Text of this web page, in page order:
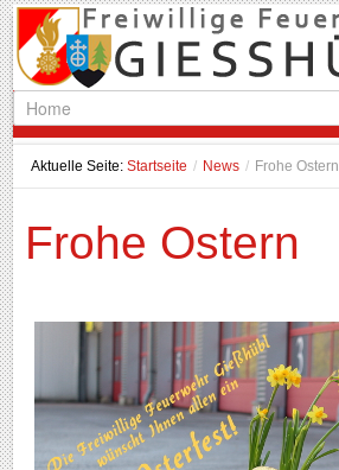
Aktuelle Seite:Startseite / News / Frohe Ostern
Frohe Ostern